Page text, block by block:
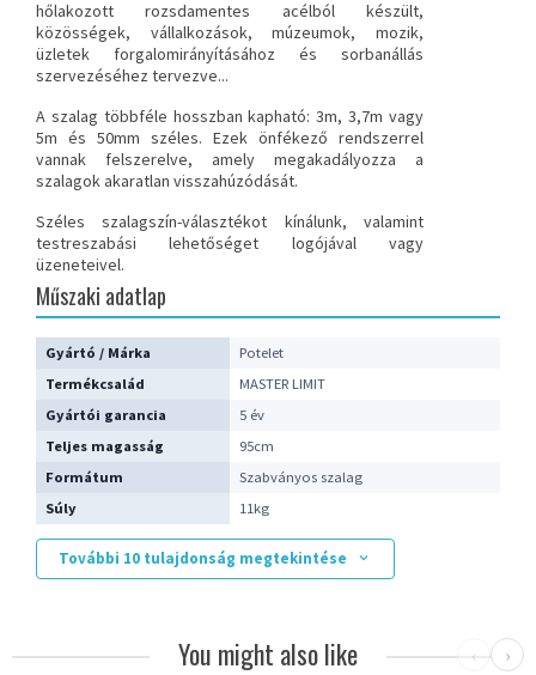
hőlakozott rozsdamentes acélból készült,
közösségek, vállalkozások, múzeumok, mozik,
üzletek forgalomirányításához és sorbanállás
szervezéséhez tervezve...
A szalag többféle hosszban kapható: 3m, 3,7m vagy
5m és 50mm széles. Ezek önfékező rendszerrel
vannak felszerelve, amely megakadályozza a
szalagok akaratlan visszahúzódását.
Széles szalagszín-választékot kínálunk, valamint
testreszabási lehetőséget logójával vagy
üzeneteivel.
Műszaki adatlap
Gyártó / Márka
Potelet
Termékcsalád
MASTER LIMIT
Gyártói garancia
5 év
Teljes magasság
95cm
Formátum
Szabványos szalag
Súly
11kg
További 10 tulajdonság megtekintése
You might also like ‹ ›